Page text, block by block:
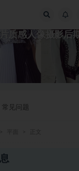
质感人像摄影后
常见问题